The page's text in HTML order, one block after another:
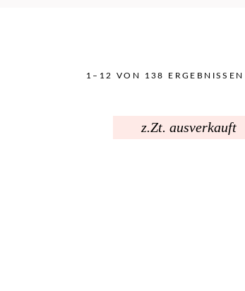
1–12 VON 138 ERGEBNISSEN
z.Zt. ausverkauft